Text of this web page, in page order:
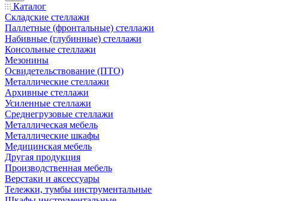
Каталог
Складские стеллажи
Паллетные (фронтальные) стеллажи
Набивные (глубинные) стеллажи
Консольные стеллажи
Мезонины
Освидетельствование (ПТО)
Металлические стеллажи
Архивные стеллажи
Усиленные стеллажи
Среднегрузовые стеллажи
Металлическая мебель
Металлические шкафы
Медицинская мебель
Другая продукция
Производственная мебель
Верстаки и аксессуары
Тележки, тумбы инструментальные